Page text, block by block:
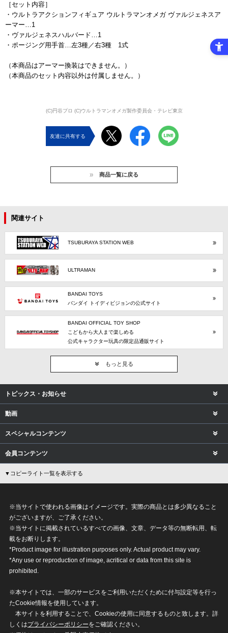
［セット内容］
・ウルトラアクションフィギュア ウルトラマンオメガ ヴァルジェネスア
ーマー…1
・ヴァルジェネスハルバード…1
・ポージング用手首…左3種／右3種 1式
（本商品はアーマー換装はできません。）
（本商品のセット内容以外は付属しません。）
(C)円谷プロ (C)ウルトラマンオメガ製作委員会・テレビ東京
友達に共有する
商品一覧に戻る
関連サイト
TSUBURAYA STATION WEB
ULTRAMAN
BANDAI TOYS
バンダイ トイディビジョンの公式サイト
BANDAI OFFICIAL TOY SHOP
こどもから大人まで楽しめる
公式キャラクター玩具の限定品通販サイト
もっと見る
トピックス・お知らせ
動画
スペシャルコンテンツ
会員コンテンツ
▼コピーライト一覧を表示する
※当サイトで使われる画像はイメージです。実際の商品とは多少異なること
がございますが、ご了承ください。
※当サイトに掲載されているすべての画像、文章、データ等の無断転用、転
載をお断りします。
*Product image for illustration purposes only. Actual product may vary.
*Any use or reproduction of image, acritical or data from this site is
prohibited.
※本サイトでは、一部のサービスをご利用いただくために付与設定等を行っ
たCookie情報を使用しています。
本サイトを利用することで、Cookieの使用に同意するものと致します。詳
しくはプライバシーポリシーをご確認ください。